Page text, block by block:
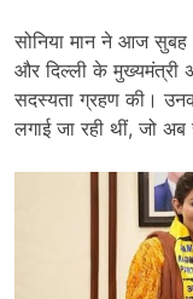
सोनिया मान ने आज सुबह
और दिल्ली के मुख्यमंत्री
सदस्यता ग्रहण की।
लगाई जा रही थीं, जो अब